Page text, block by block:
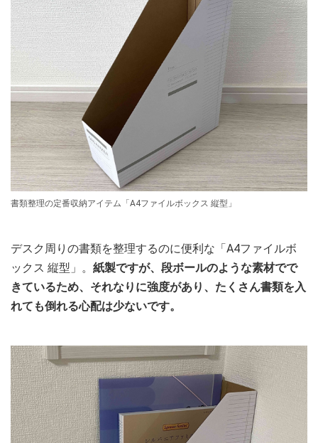
書類整理の定番収納アイテム「A4ファイルボックス 縦型」
デスク周りの書類を整理するのに便利な「A4ファイルボ
ックス 縦型」。 紙製ですが、段ボールのような素材でで
きているため、それなりに強度があり、たくさん書類を入
れても倒れる心配は少ないです。